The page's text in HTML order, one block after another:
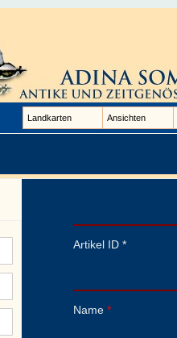
Landkarten Ansichten
Artikel ID *
Name *